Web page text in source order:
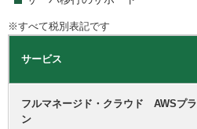
※すべて税別表記です
サービス
フルマネージド・クラウド AWSプラ
ン